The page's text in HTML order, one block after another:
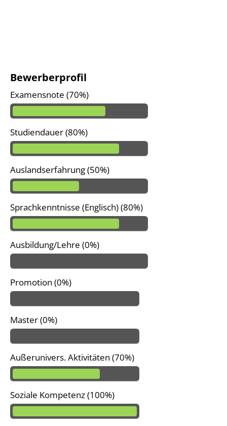
Bewerberprofil
Examensnote (70%)
Studiendauer (80%)
Auslandserfahrung (50%)
Sprachkenntnisse (Englisch) (80%)
Ausbildung/Lehre (0%)
Promotion (0%)
Master (0%)
Außerunivers. Aktivitäten (70%)
Soziale Kompetenz (100%)